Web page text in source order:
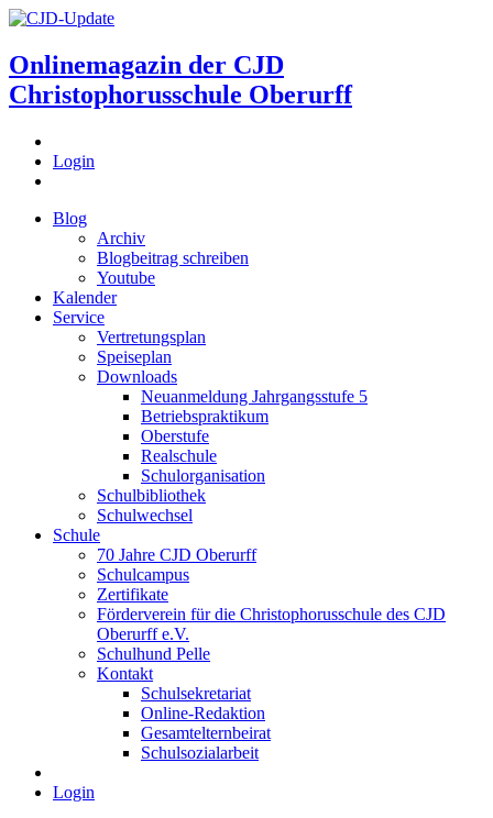
Onlinemagazin der CJD
Christophorusschule Oberurff
Login
Blog
Archiv
Blogbeitrag schreiben
Youtube
Kalender
Service
Vertretungsplan
Speiseplan
Downloads
Neuanmeldung Jahrgangsstufe 5
Betriebspraktikum
Oberstufe
Realschule
Schulorganisation
Schulbibliothek
Schulwechsel
Schule
70 Jahre CJD Oberurff
Schulcampus
Zertifikate
Förderverein für die Christophorusschule des CJD
Oberurff e.V.
Schulhund Pelle
Kontakt
Schulsekretariat
Online-Redaktion
Gesamtelternbeirat
Schulsozialarbeit
Login